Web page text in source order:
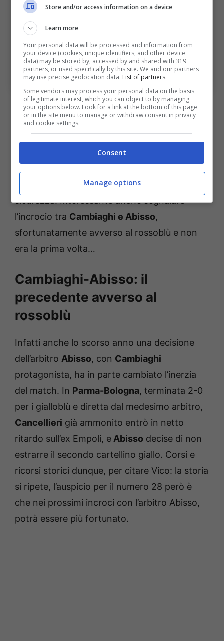
Como-Bologna, prima il gol poi l’espulsione: la partita di
Cambiaghi. Bologna Sport News (Foto di Marco
Luzzani/Getty Images Via OneFootball)
Fino a quel momento infatti ilBolognaera in
vantaggio di un gol e in pieno controllo del
match; l’espulsione ha spostato l’inerzia
nuovamente in favore dei padroni di casa, i
un pareggio che tiene i rossoblù a distanza di
sicurezza. Interessante anche segnalare
l’incrocio tra Cambiaghi e Abisso,
sfortunatamente avverso al rossoblù e non
era la prima volta…
Cambiaghi-Abisso: il
precedente avverso al
rossoblù
Infatti anche lo scorso anno una decisione
dell’arbitro Abisso, con Cambiaghi
protagonista, ha in parte cambiato l’inerzia
del match. In Parma-Bologna, terminata 2-0
per i gialloblù e diretta dal medesimo arbitro,
Cancellieri già ammonito entrò in netto
ritardo sull’ex Empoli, e Abisso decise di non
estrarre il secondo cartellino giallo. Corsi e
ricorsi storici dunque, per citare Vico: la storia
si ripete, l’auspicio per il numero 28 però è
che nei prossimi incroci con l’arbitro Abisso,
potrà essere più fortunato.
Store and/or access information on a device
Learn more
Your personal data will be processed and information from
your device (cookies, unique identifiers, and other device
data) may be stored by, accessed by and shared with 319
partners, or used specifically by this site. We and our partners
may use precise geolocation data. List of partners.
Some vendors may process your personal data on the basis
of legitimate interest, which you can object to by managing
your options below. Look for a link at the bottom of this page
or in the site menu to manage or withdraw consent in privacy
and cookie settings.
Consent
Manage options